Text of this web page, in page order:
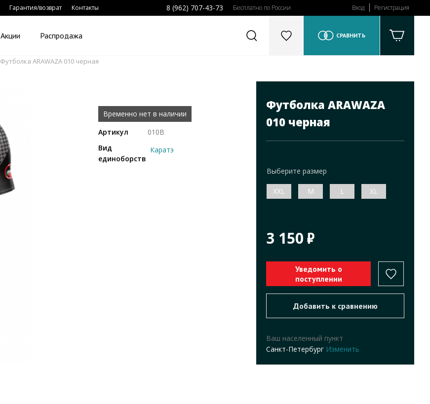
Гарантия/возврат Контакты 8 (962) 707-43-73 Бесплатно по России Вход Регистрация
Акции Распродажа СРАВНИТЬ
Футболка ARAWAZA 010 черная
Временно нет в наличии
Артикул
010B
Вид
единоборств
Каратэ
Футболка ARAWAZA
010 черная
Выберите размер
XXL M L XL
3 150
Ваш населенный пункт
Санкт-Петербург Изменить